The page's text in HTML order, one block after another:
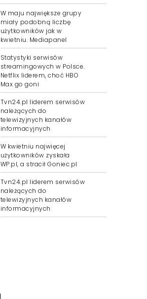
W maju największe grupy
miały podobną liczbę
użytkowników jak w
kwietniu. Mediapanel
Statystyki serwisów
streamingowych w Polsce.
Netflix liderem, choć HBO
Max go goni
Tvn24.pl liderem serwisów
należących do
telewizyjnych kanałów
informacyjnych
W kwietniu najwięcej
użytkowników zyskała
WP.pl, a stracił Goniec.pl
Tvn24.pl liderem serwisów
należących do
telewizyjnych kanałów
informacyjnych